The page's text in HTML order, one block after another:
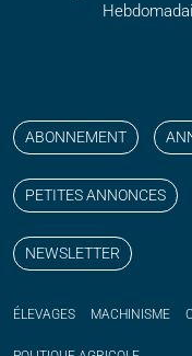
ABONNEMENT
PETITES ANNONCES
NEWSLETTER
ÉLEVAGES MACHINISME